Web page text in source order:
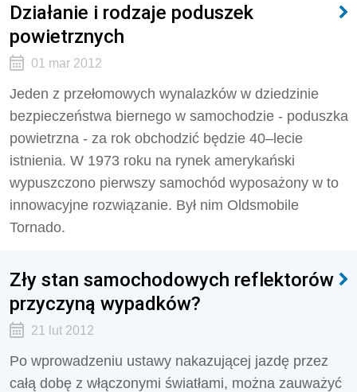
Działanie i rodzaje poduszek
powietrznych
01 mar 2012
Jeden z przełomowych wynalazków w dziedzinie
bezpieczeństwa biernego w samochodzie - poduszka
powietrzna - za rok obchodzić będzie 40–lecie
istnienia. W 1973 roku na rynek amerykański
wypuszczono pierwszy samochód wyposażony w to
innowacyjne rozwiązanie. Był nim Oldsmobile
Tornado.
Zły stan samochodowych reflektorów
przyczyną wypadków?
21 lut 2012
Po wprowadzeniu ustawy nakazującej jazdę przez
całą dobę z włączonymi światłami, można zauważyć